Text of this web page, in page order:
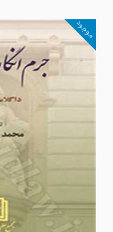
موجود